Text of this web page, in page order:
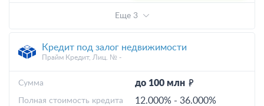
Еще 3
Кредит под залог недвижимости
Прайм Кредит, Лиц. № -
до 100 млн
Cумма
12.000% - 36.000%
Полная стоимость кредита